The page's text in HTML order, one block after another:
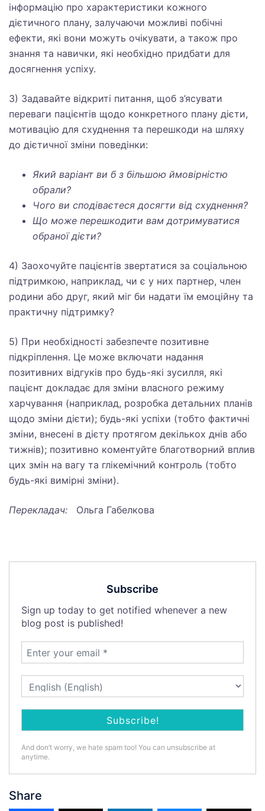
інформацію про характеристики кожного
дієтичного плану, залучаючи можливі побічні
ефекти, які вони можуть очікувати, а також про
знання та навички, які необхідно придбати для
досягнення успіху.
3) Задавайте відкриті питання, щоб з’ясувати
переваги пацієнтів щодо конкретного плану дієти,
мотивацію для схуднення та перешкоди на шляху
до дієтичної зміни поведінки:
Який варіант ви б з більшою ймовірністю
обрали?
Чого ви сподіваєтеся досягти від схуднення?
Що може перешкодити вам дотримуватися
обраної дієти?
4) Заохочуйте пацієнтів звертатися за соціальною
підтримкою, наприклад, чи є у них партнер, член
родини або друг, який міг би надати їм емоційну та
практичну підтримку?
5) При необхідності забезпечте позитивне
підкріплення. Це може включати надання
позитивних відгуків про будь-які зусилля, які
пацієнт докладає для зміни власного режиму
харчування (наприклад, розробка детальних планів
щодо зміни дієти); будь-які успіхи (тобто фактичні
зміни, внесені в дієту протягом декількох днів або
тижнів); позитивно коментуйте благотворний вплив
цих змін на вагу та глікемічний контроль (тобто
будь-які вимірні зміни).
Перекладач: Ольга Габелкова
Subscribe
Sign up today to get notified whenever a new
blog post is published!
And don’t worry, we hate spam too! You can unsubscribe at
anytime.
Share